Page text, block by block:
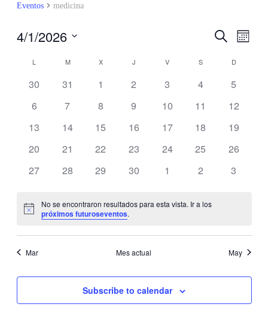
Eventos medicina
vistas
Buscar
Mes
4/1/2026
Calendario
de
Eventos
L MMARTES XMIÉRCOLES
J V SSÁBADO D
0
30
0
31
0
1
0
2
0
3
0
4
0
5
0
6
0
7
0
8
0
9
0
10
0
11
0
12
0
13
0
14
0
15
0
16
0
17
0
18
0
19
0
20
0
21
0
22
0
23
0
24
0
25
0
26
0
27
0
28
0
29
0
30
0
1
0
2
0
3
Notice
No se encontraron resultados para esta vista. Ir a los
próximos futuroseventos.
Mar Mes actual May
Subscribe to calendar